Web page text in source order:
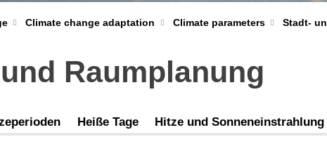
Climate change adaptation Climate parameters Stadt-
Raumplanung
Heiße Tage Hitze und Sonneneinstrahlung